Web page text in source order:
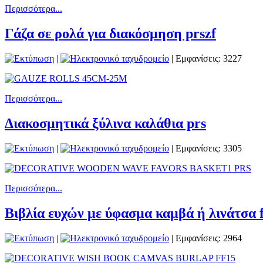
Περισσότερα...
Γάζα σε ρολά για διακόσμηση prszf
| | Εμφανίσεις: 3227
Περισσότερα...
Διακοσμητικά ξύλινα καλάθια prs
| | Εμφανίσεις: 3305
Περισσότερα...
Βιβλία ευχών με ύφασμα καμβά ή λινάτσα
| | Εμφανίσεις: 2964